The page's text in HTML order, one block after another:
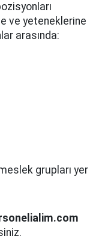
ve yeteneklerine
arasında:
grupları yer